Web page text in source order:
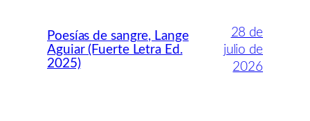
Poesías de sangre, Lange
Aguiar (Fuerte Letra Ed.
2025)
28 de
julio de
2026